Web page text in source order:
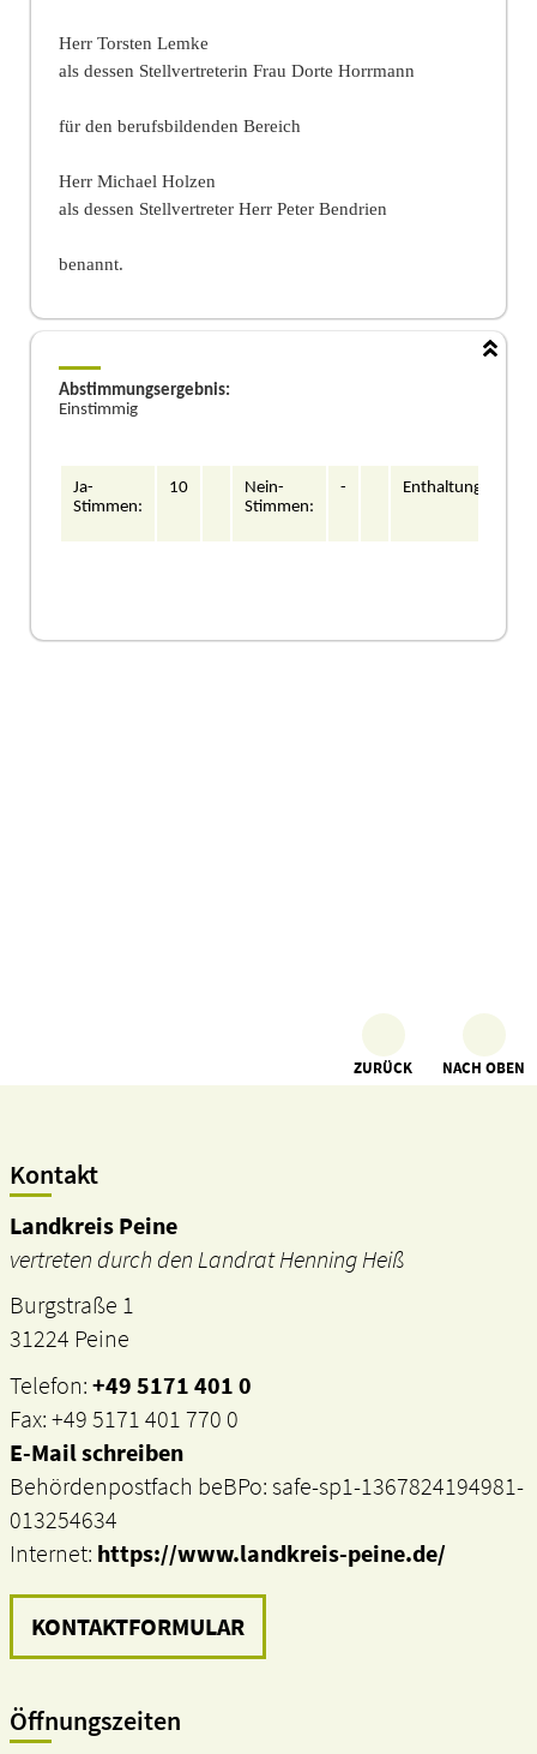
Herr Torsten Lemke
als dessen Stellvertreterin Frau Dorte Horrmann
für den berufsbildenden Bereich
Herr Michael Holzen
als dessen Stellvertreter Herr Peter Bendrien
benannt.
Abstimmungsergebnis:
Einstimmig
Ja-
Stimmen:
10
Nein-
Stimmen:
- Enthaltung/en:
ZURÜCK NACH OBEN
Kontakt
Landkreis Peine
vertreten durch den Landrat Henning Heiß
Burgstraße 1
31224 Peine
Telefon:+49 5171 401 0
Fax: +49 5171 401 770 0
E-Mail schreiben
Behördenpostfach beBPo: safe-sp1-1367824194981-
013254634
Internet: https://www.landkreis-peine.de/
KONTAKTFORMULAR
Öffnungszeiten